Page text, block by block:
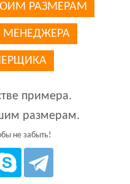
РАЗМЕРАМ
МЕНЕДЖЕРА
примера.
размерам.
не забыть!